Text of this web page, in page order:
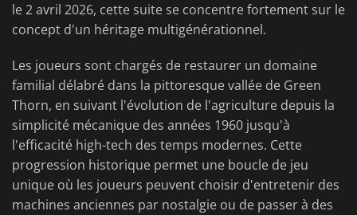
le 2 avril 2026, cette suite se concentre fortement sur le
concept d'un héritage multigénérationnel.
Les joueurs sont chargés de restaurer un domaine
familial délabré dans la pittoresque vallée de Green
Thorn, en suivant l'évolution de l'agriculture depuis la
simplicité mécanique des années 1960 jusqu'à
l'efficacité high-tech des temps modernes. Cette
progression historique permet une boucle de jeu
unique où les joueurs peuvent choisir d'entretenir des
machines anciennes par nostalgie ou de passer à des